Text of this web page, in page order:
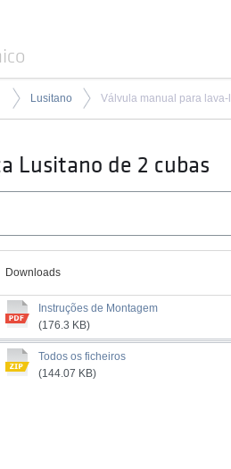
Lusitano
Lusitano de 2 cubas
Downloads
Instruções de Montagem
(176.3 KB)
Todos os ficheiros
(144.07 KB)